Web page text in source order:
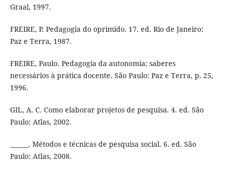
Graal, 1997.
FREIRE, P. Pedagogia do oprimido. 17. ed. Rio de Janeiro:
Paz e Terra, 1987.
FREIRE, Paulo. Pedagogia da autonomia: saberes
necessários à prática docente. São Paulo: Paz e Terra, p. 25,
1996.
GIL, A. C. Como elaborar projetos de pesquisa. 4. ed. São
Paulo: Atlas, 2002.
______. Métodos e técnicas de pesquisa social. 6. ed. São
Paulo: Atlas, 2008.